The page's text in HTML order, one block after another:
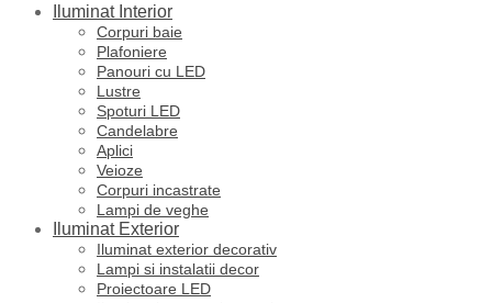
Iluminat Interior
Corpuri baie
Plafoniere
Panouri cu LED
Lustre
Spoturi LED
Candelabre
Aplici
Veioze
Corpuri incastrate
Lampi de veghe
Iluminat Exterior
Iluminat exterior decorativ
Lampi si instalatii decor
Proiectoare LED